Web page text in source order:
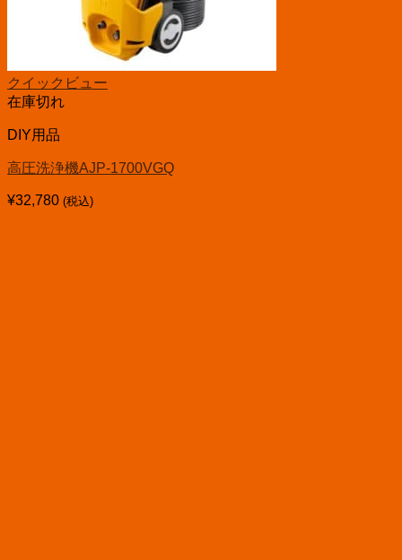
クイックビュー
在庫切れ
DIY用品
高圧洗浄機AJP-1700VGQ
¥32,780 (税込)